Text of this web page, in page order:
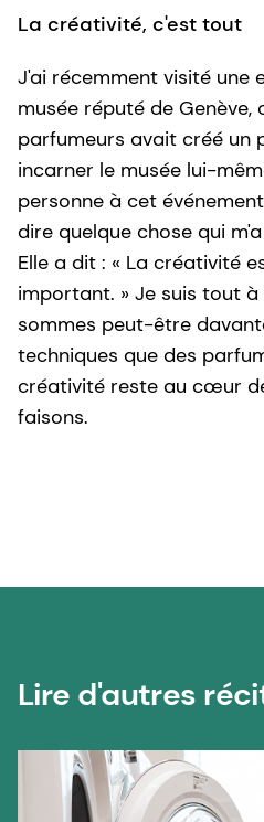
La créativité, c'est tout
J'ai récemment visité une
musée réputé de Genève,
parfumeurs avait créé un
incarner le musée lui-
personne à cet
dire quelque chose qui
Elle a dit : « La créativité
important. » Je suis tout
sommes peut-être
techniques que des
créativité reste au cœur
faisons.
Lire d'autres